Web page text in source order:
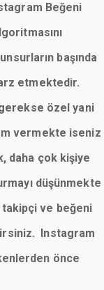
Beğeni
başında
etmektedir.
özel yani
vermekte iseniz
daha çok kişiye
düşünmekte
ve beğeni
Instagram
önce